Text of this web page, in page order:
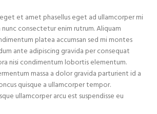
et amet phasellus eget ad ullamcorper mi
consectetur enim rutrum. Aliquam
platea accumsan sed mi montes
ante adipiscing gravida per consequat
nisi condimentum lobortis elementum.
massa a dolor gravida parturient id a
quisque a ullamcorper tempor.
ullamcorper arcu est suspendisse eu